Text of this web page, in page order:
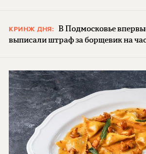
КРИНЖ ДНЯ: В Подмосковье
выписали штраф за борщевик на